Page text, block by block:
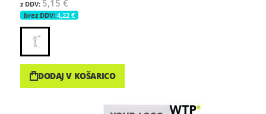
5,15 €
4,22 €
DODAJ V KOŠARICO